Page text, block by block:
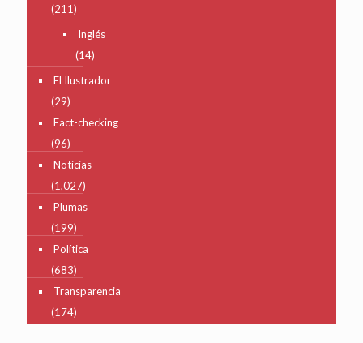
(211)
Inglés
(14)
El Ilustrador
(29)
Fact-checking
(96)
Noticias
(1,027)
Plumas
(199)
Política
(683)
Transparencia
(174)